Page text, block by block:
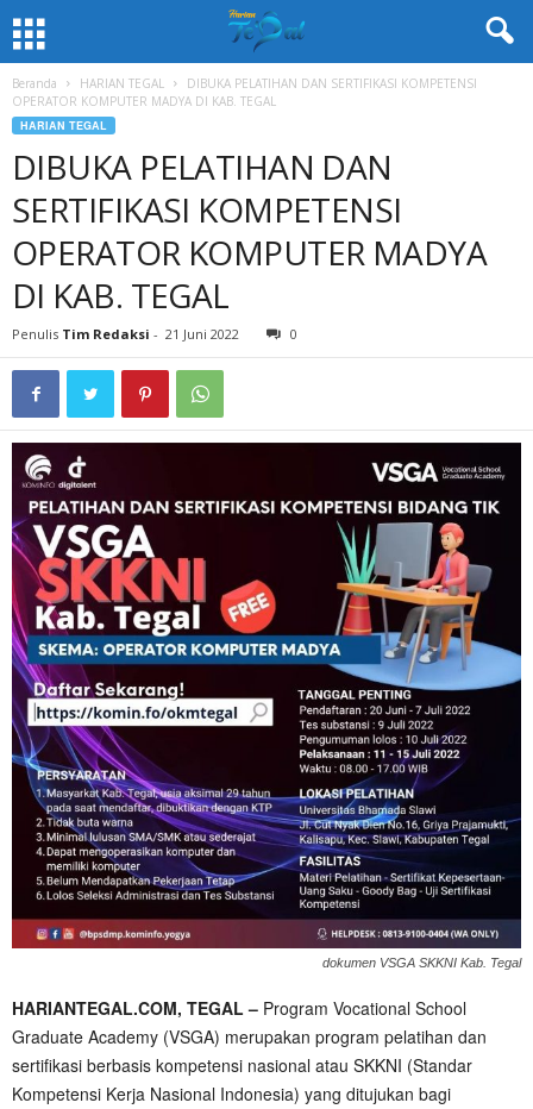
Beranda HARIAN TEGAL
DIBUKA PELATIHAN DAN SERTIFIKASI KOMPETENSI
OPERATOR KOMPUTER MADYA DI KAB. TEGAL
HARIAN TEGAL
DIBUKA PELATIHAN DAN
SERTIFIKASI KOMPETENSI
OPERATOR KOMPUTER MADYA
DI KAB. TEGAL
Penulis Tim Redaksi - 21 Juni 2022 0
dokumen VSGA SKKNI Kab. Tegal
HARIANTEGAL.COM, TEGAL – Program Vocational School
Graduate Academy (VSGA) merupakan program pelatihan dan
sertifikasi berbasis kompetensi nasional atau SKKNI (Standar
Kompetensi Kerja Nasional Indonesia) yang ditujukan bagi